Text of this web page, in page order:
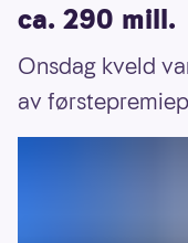
ca. 290 mill.
Onsdag kveld
av